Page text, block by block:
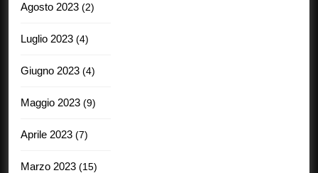
Agosto 2023 (2)
Luglio 2023 (4)
Giugno 2023 (4)
Maggio 2023 (9)
Aprile 2023 (7)
Marzo 2023 (15)